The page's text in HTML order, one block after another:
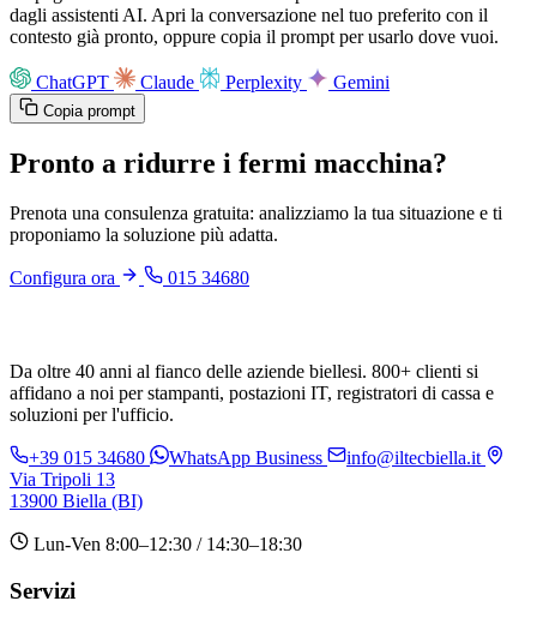
dagli assistenti AI. Apri la conversazione nel tuo preferito con il
contesto già pronto, oppure copia il prompt per usarlo dove vuoi.
ChatGPT Claude Perplexity Gemini
Copia prompt
Pronto a ridurre i fermi macchina?
Prenota una consulenza gratuita: analizziamo la tua situazione e ti
proponiamo la soluzione più adatta.
Configura ora 015 34680
Da oltre 40 anni al fianco delle aziende biellesi. 800+ clienti si
affidano a noi per stampanti, postazioni IT, registratori di cassa e
soluzioni per l'ufficio.
+39 015 34680 WhatsApp Business
info@iltecbiella.it
Via Tripoli 13
13900 Biella (BI)
Lun-Ven 8:00–12:30 / 14:30–18:30
Servizi